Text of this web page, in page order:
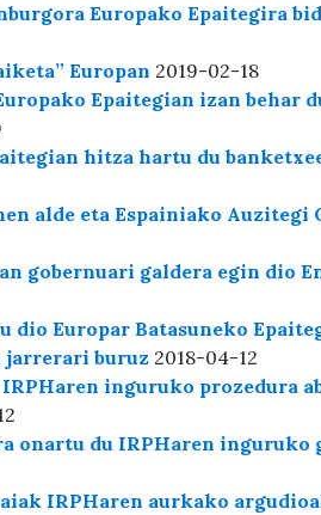
Europako Epaitegira
Europan 2019-02-18
Epaitegian izan behar
hitza hartu du
alde eta Espainiako Auzitegi
gobernuari galdera egin dio
dio Europar Batasuneko
jarrerari buruz 2018-04-12
inguruko prozedura
onartu du IRPHaren inguruko
IRPHaren aurkako